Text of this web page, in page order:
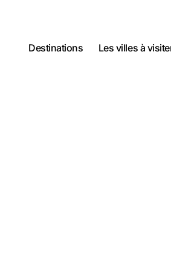
Destinations
Les villes à